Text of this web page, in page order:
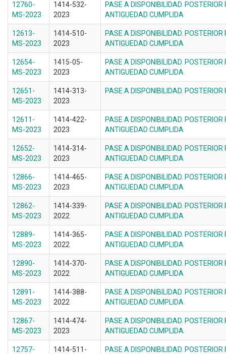
12760-
MS-2023
1414-532-
2023
PASE A DISPONIBILIDAD.
ANTIGUEDAD CUMPLIDA
12613-
MS-2023
1414-510-
2023
PASE A DISPONIBILIDAD.
ANTIGUEDAD CUMPLIDA
12654-
MS-2023
1415-05-
2023
PASE A DISPONIBILIDAD.
ANTIGUEDAD CUMPLIDA
12651-
MS-2023
1414-313-
2023
PASE A DISPONIBILIDAD.
12611-
MS-2023
1414-422-
2023
PASE A DISPONIBILIDAD.
ANTIGUEDAD CUMPLIDA
12652-
MS-2023
1414-314-
2023
PASE A DISPONIBILIDAD.
ANTIGUEDAD CUMPLIDA
12866-
MS-2023
1414-465-
2023
PASE A DISPONIBILIDAD.
ANTIGUEDAD CUMPLIDA
12862-
MS-2023
1414-339-
2022
PASE A DISPONIBILIDAD.
ANTIGUEDAD CUMPLIDA
12889-
MS-2023
1414-365-
2022
PASE A DISPONIBILIDAD.
ANTIGUEDAD CUMPLIDA
12890-
MS-2023
1414-370-
2022
PASE A DISPONIBILIDAD.
ANTIGUEDAD CUMPLIDA
12891-
MS-2023
1414-388-
2022
PASE A DISPONIBILIDAD.
ANTIGUEDAD CUMPLIDA
12867-
MS-2023
1414-474-
2023
PASE A DISPONIBILIDAD.
ANTIGUEDAD CUMPLIDA
12757-
1414-511-
PASE A DISPONIBILIDAD.